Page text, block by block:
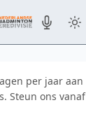
per jaar aan
Steun ons vanaf